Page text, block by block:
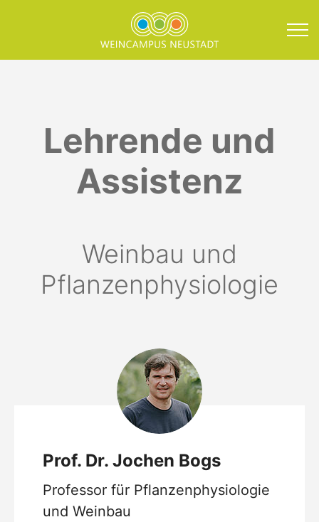
Lehrende und
Assistenz
Weinbau und
Pflanzenphysiologie
Prof. Dr. Jochen Bogs
Professor für Pflanzenphysiologie
und Weinbau